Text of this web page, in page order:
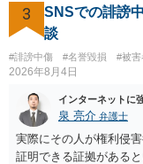
面での反論となれば、
はXのため、APのIPア
求は法律知識が不可欠
方法を選択することが重
3
SNSでの誹謗
談
#誹謗中傷 #名誉毀損 #被害
2026年8月4日
インターネットに
泉 亮介 弁護士
実際にその人が権利侵
証明できる証拠がある